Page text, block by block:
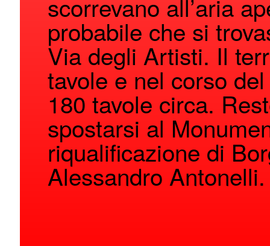
scorrevano all’aria
probabile che si
Via degli Artisti. Il
tavole e nel corso
180 tavole circa.
spostarsi al
riqualificazione di
Alessandro Antonelli.